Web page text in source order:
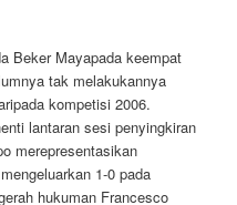
Beker Mayapada keempat
tak melakukannya
kompetisi 2006.
lantaran sesi penyingkiran
merepresentasikan
1-0 pada
hukuman Francesco